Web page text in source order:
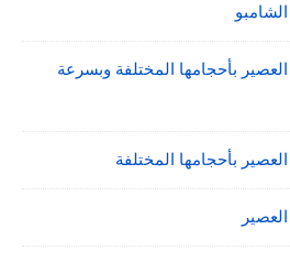
بأحجامها المختلفة وبسرعة
بأحجامها المختلفة